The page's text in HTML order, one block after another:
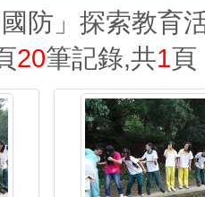
防」探索教育
20筆記錄,共1頁